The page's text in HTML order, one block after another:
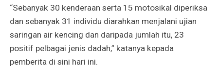
“Sebanyak 30 kenderaan serta 15 motosikal diperiksa
dan sebanyak 31 individu diarahkan menjalani ujian
saringan air kencing dan daripada jumlah itu, 23
positif pelbagai jenis dadah,” katanya kepada
pemberita di sini hari ini.